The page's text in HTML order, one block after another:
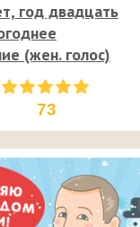
год двадцать
(жен. голос)
73